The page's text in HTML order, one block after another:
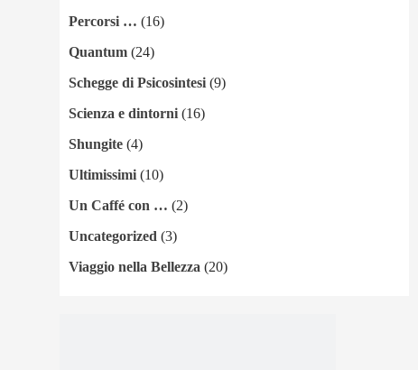
Percorsi … (16)
Quantum(24)
Schegge di Psicosintesi(9)
Scienza e dintorni(16)
Shungite(4)
Ultimissimi(10)
Un Caffé con … (2)
Uncategorized(3)
Viaggio nella Bellezza(20)